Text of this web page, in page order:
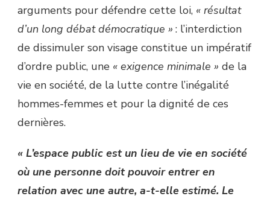
arguments pour défendre cette loi, « résultat
d’un long débat démocratique » : l’interdiction
de dissimuler son visage constitue un impératif
d’ordre public, une « exigence minimale » de la
vie en société, de la lutte contre l’inégalité
hommes-femmes et pour la dignité de ces
dernières.
« L’espace public est un lieu de vie en société
où une personne doit pouvoir entrer en
relation avec une autre, a-t-elle estimé. Le